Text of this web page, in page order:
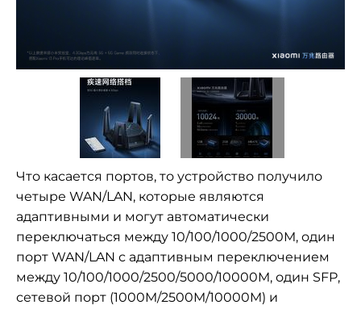
Что касается портов, то устройство получило
четыре WAN/LAN, которые являются
адаптивными и могут автоматически
переключаться между 10/100/1000/2500M, один
порт WAN/LAN с адаптивным переключением
между 10/100/1000/2500/5000/10000M, один SFP,
сетевой порт (1000M/2500M/10000M) и